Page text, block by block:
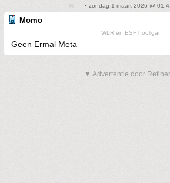
• zondag 1 maart 2026 @
Momo
WLR en ESF hooligan
Geen Ermal Meta
▼ Advertentie door